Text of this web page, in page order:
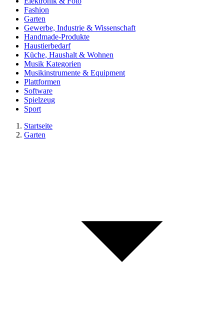
Fashion
Garten
Gewerbe, Industrie & Wissenschaft
Handmade-Produkte
Haustierbedarf
Küche, Haushalt & Wohnen
Musik Kategorien
Musikinstrumente & Equipment
Plattformen
Software
Spielzeug
Sport
Startseite
Garten